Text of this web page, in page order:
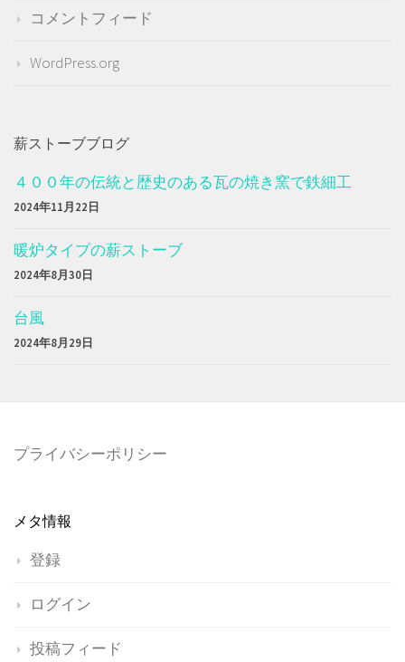
コメントフィード
WordPress.org
薪ストーブブログ
４００年の伝統と歴史のある瓦の焼き窯で鉄細工
2024年11月22日
暖炉タイプの薪ストーブ
2024年8月30日
台風
2024年8月29日
プライバシーポリシー
メタ情報
登録
ログイン
投稿フィード